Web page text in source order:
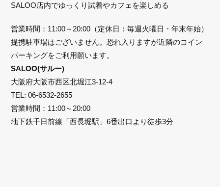
SALOO店内でゆっくり試着やカフェを楽しめる
営業時間：11:00～20:00（定休日：毎週火曜日・年末年始）
提携駐車場はございません。恐れ入りますが近隣のコイン
パーキングをご利用願います。
SALOO(サルー)
大阪府大阪市西区北堀江3-12-4
TEL: 06-6532-2655
営業時間：11:00～20:00
地下鉄千日前線「西長堀駅」6番出口より徒歩3分